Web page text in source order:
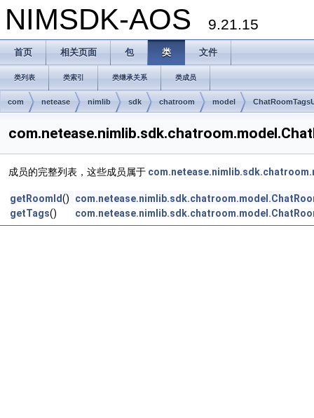
NIMSDK-AOS 9.21.15
首页 相关页面 包 类 文件
类列表 类索引 类继承关系 类成员
com netease nimlib sdk chatroom model
成员的完整列表，这些成员属于
getRoomId()
getTags()